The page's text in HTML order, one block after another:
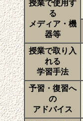
授業で使用す
る
メディア・機
器等
授業で取り入
れる
学習手法
予習・復習へ
の
アドバイス